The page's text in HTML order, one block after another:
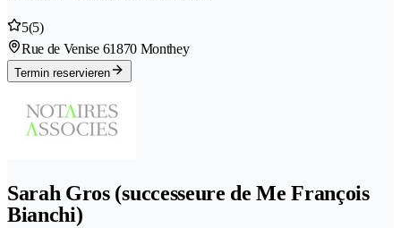
5(5)
Rue de Venise 61870 Monthey
Termin reservieren
Sarah Gros (successeure de Me François
Bianchi)